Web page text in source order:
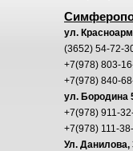
ул.
(3652) 54-72-
+7(978) 803-
+7(978) 840-
ул. Бородина
+7(978) 911-
+7(978) 111-
Ул. Данилова,